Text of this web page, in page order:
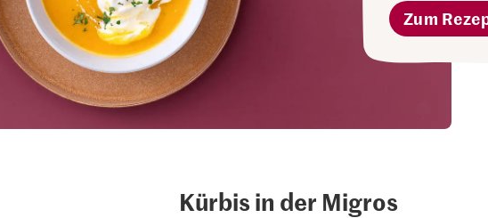
Zum
Kürbis in der Migros